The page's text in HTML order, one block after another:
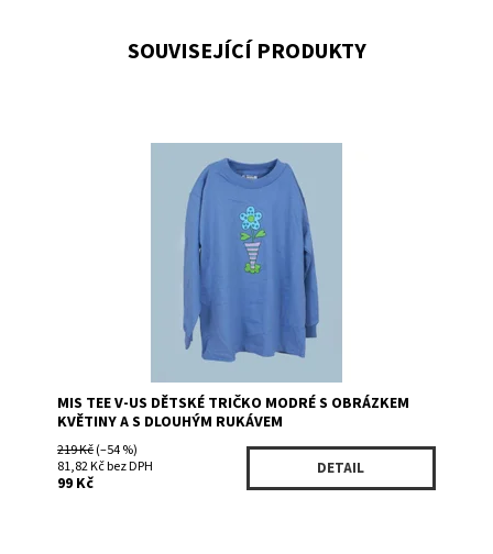
SOUVISEJÍCÍ PRODUKTY
Skladem 1
312PRBL
VIZIO U.S.A.
MIS TEE V-US DĚTSKÉ TRIČKO MODRÉ S OBRÁZKEM
KVĚTINY A S DLOUHÝM RUKÁVEM
219 Kč(–54 %)
81,82 Kč bez DPH
99 Kč
DETAIL